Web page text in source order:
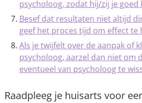
psycholoog, zodat hij/zij je goed
Besef dat resultaten niet altijd
geef het proces tijd om effect te
Als je twijfelt over de aanpak of
psycholoog, aarzel dan niet om
eventueel van psycholoog te
Raadpleeg je huisarts voor